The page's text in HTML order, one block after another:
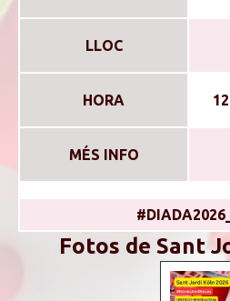
LLOC
HORA 12
MÉS INFO
Fotos de Sant